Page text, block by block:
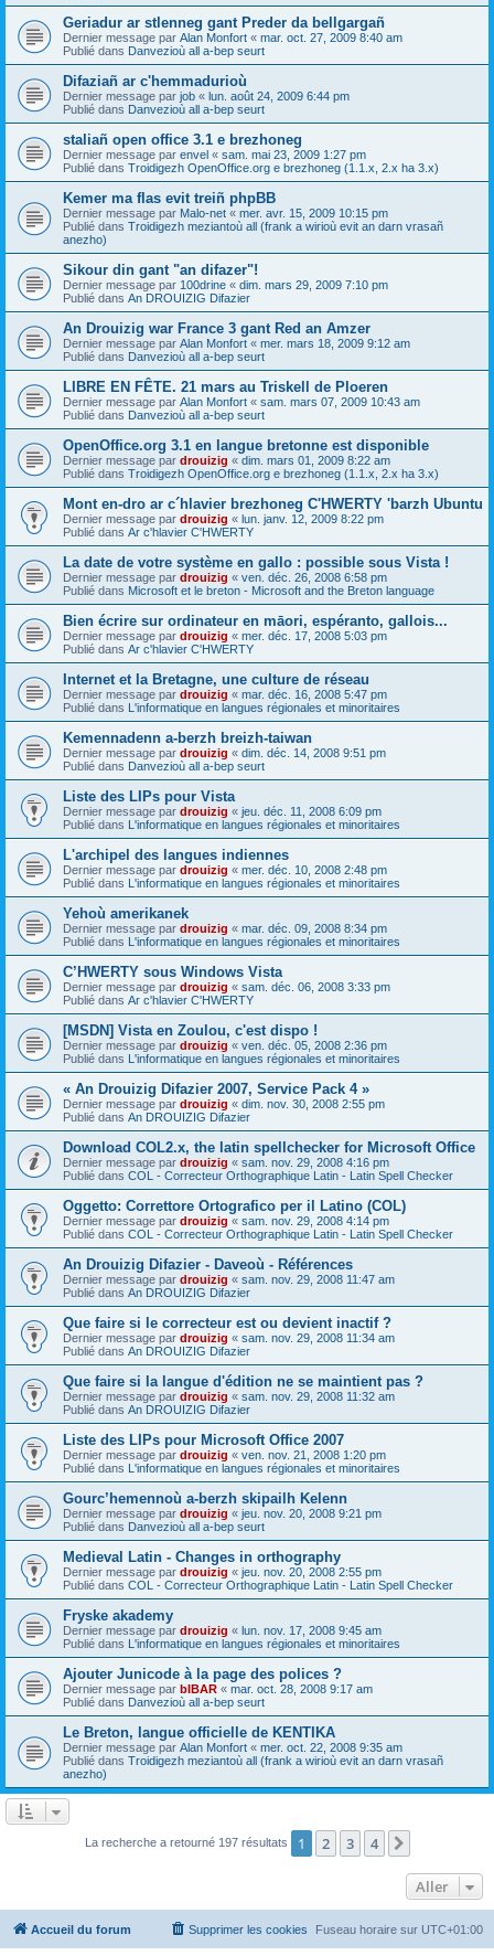
Geriadur ar stlenneg gant Preder da bellgargañ
Dernier message par Alan Monfort « mar. oct. 27, 2009 8:40 am
Publié dans Danvezioù all a-bep seurt
Difaziañ ar c'hemmadurioù
Dernier message par job « lun. août 24, 2009 6:44 pm
Publié dans Danvezioù all a-bep seurt
staliañ open office 3.1 e brezhoneg
Dernier message par envel « sam. mai 23, 2009 1:27 pm
Publié dans Troidigezh OpenOffice.org e brezhoneg (1.1.x, 2.x ha 3.x)
Kemer ma flas evit treiñ phpBB
Dernier message par Malo-net « mer. avr. 15, 2009 10:15 pm
Publié dans Troidigezh meziantoù all (frank a wirioù evit an darn vrasañ
anezho)
Sikour din gant "an difazer"!
Dernier message par 100drine « dim. mars 29, 2009 7:10 pm
Publié dans An DROUIZIG Difazier
An Drouizig war France 3 gant Red an Amzer
Dernier message par Alan Monfort « mer. mars 18, 2009 9:12 am
Publié dans Danvezioù all a-bep seurt
LIBRE EN FÊTE. 21 mars au Triskell de Ploeren
Dernier message par Alan Monfort « sam. mars 07, 2009 10:43 am
Publié dans Danvezioù all a-bep seurt
OpenOffice.org 3.1 en langue bretonne est disponible
Dernier message par drouizig « dim. mars 01, 2009 8:22 am
Publié dans Troidigezh OpenOffice.org e brezhoneg (1.1.x, 2.x ha 3.x)
Mont en-dro ar c´hlavier brezhoneg C'HWERTY 'barzh Ubuntu
Dernier message par drouizig « lun. janv. 12, 2009 8:22 pm
Publié dans Ar c'hlavier C'HWERTY
La date de votre système en gallo : possible sous Vista !
Dernier message par drouizig « ven. déc. 26, 2008 6:58 pm
Publié dans Microsoft et le breton - Microsoft and the Breton language
Bien écrire sur ordinateur en māori, espéranto, gallois...
Dernier message par drouizig « mer. déc. 17, 2008 5:03 pm
Publié dans Ar c'hlavier C'HWERTY
Internet et la Bretagne, une culture de réseau
Dernier message par drouizig « mar. déc. 16, 2008 5:47 pm
Publié dans L'informatique en langues régionales et minoritaires
Kemennadenn a-berzh breizh-taiwan
Dernier message par drouizig « dim. déc. 14, 2008 9:51 pm
Publié dans Danvezioù all a-bep seurt
Liste des LIPs pour Vista
Dernier message par drouizig « jeu. déc. 11, 2008 6:09 pm
Publié dans L'informatique en langues régionales et minoritaires
L'archipel des langues indiennes
Dernier message par drouizig « mer. déc. 10, 2008 2:48 pm
Publié dans L'informatique en langues régionales et minoritaires
Yehoù amerikanek
Dernier message par drouizig « mar. déc. 09, 2008 8:34 pm
Publié dans L'informatique en langues régionales et minoritaires
C’HWERTY sous Windows Vista
Dernier message par drouizig « sam. déc. 06, 2008 3:33 pm
Publié dans Ar c'hlavier C'HWERTY
[MSDN] Vista en Zoulou, c'est dispo !
Dernier message par drouizig « ven. déc. 05, 2008 2:36 pm
Publié dans L'informatique en langues régionales et minoritaires
« An Drouizig Difazier 2007, Service Pack 4 »
Dernier message par drouizig « dim. nov. 30, 2008 2:55 pm
Publié dans An DROUIZIG Difazier
Download COL2.x, the latin spellchecker for Microsoft Office
Dernier message par drouizig « sam. nov. 29, 2008 4:16 pm
Publié dans COL - Correcteur Orthographique Latin - Latin Spell Checker
Oggetto: Correttore Ortografico per il Latino (COL)
Dernier message par drouizig « sam. nov. 29, 2008 4:14 pm
Publié dans COL - Correcteur Orthographique Latin - Latin Spell Checker
An Drouizig Difazier - Daveoù - Références
Dernier message par drouizig « sam. nov. 29, 2008 11:47 am
Publié dans An DROUIZIG Difazier
Que faire si le correcteur est ou devient inactif ?
Dernier message par drouizig « sam. nov. 29, 2008 11:34 am
Publié dans An DROUIZIG Difazier
Que faire si la langue d'édition ne se maintient pas ?
Dernier message par drouizig « sam. nov. 29, 2008 11:32 am
Publié dans An DROUIZIG Difazier
Liste des LIPs pour Microsoft Office 2007
Dernier message par drouizig « ven. nov. 21, 2008 1:20 pm
Publié dans L'informatique en langues régionales et minoritaires
Gourc’hemennoù a-berzh skipailh Kelenn
Dernier message par drouizig « jeu. nov. 20, 2008 9:21 pm
Publié dans Danvezioù all a-bep seurt
Medieval Latin - Changes in orthography
Dernier message par drouizig « jeu. nov. 20, 2008 2:55 pm
Publié dans COL - Correcteur Orthographique Latin - Latin Spell Checker
Fryske akademy
Dernier message par drouizig « lun. nov. 17, 2008 9:45 am
Publié dans L'informatique en langues régionales et minoritaires
Ajouter Junicode à la page des polices ?
Dernier message par bIBAR « mar. oct. 28, 2008 9:17 am
Publié dans Danvezioù all a-bep seurt
Le Breton, langue officielle de KENTIKA
Dernier message par Alan Monfort « mer. oct. 22, 2008 9:35 am
Publié dans Troidigezh meziantoù all (frank a wirioù evit an darn vrasañ
anezho)
La recherche a retourné 197 résultats 1 2 3 4
Aller
Accueil du forum Fuseau horaire sur UTC+01:00
Supprimer les cookies